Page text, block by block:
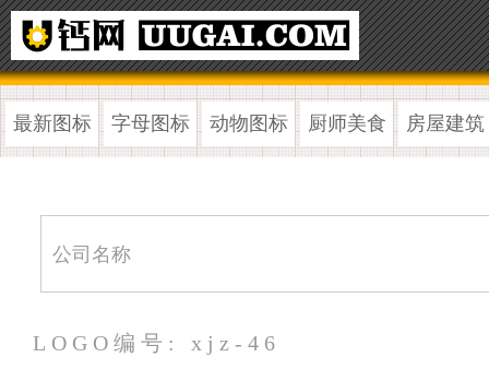
最新图标 字母图标 动物图标 厨师美食 房屋建筑
LOGO编号: xjz-46